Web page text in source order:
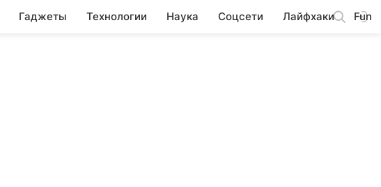
Гаджеты Технологии Наука Соцсети Лайфхаки Fun